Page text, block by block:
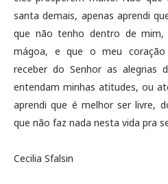
santa demais, apenas aprendi
que não tenho dentro de
mágoa, e que o meu coração
receber do Senhor as alegrias
entendam minhas atitudes, ou
aprendi que é melhor ser livre,
que não faz nada nesta vida pra
Cecilia Sfalsin